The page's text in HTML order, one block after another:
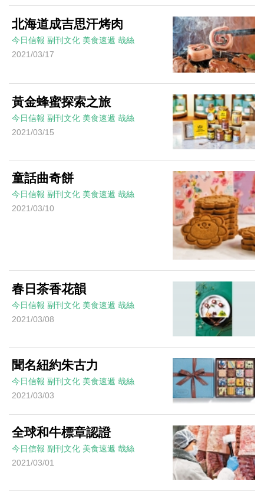
北海道成吉思汗烤肉
今日信報 副刊文化 美食速遞 哉絲
2021/03/17
黃金蜂蜜探索之旅
今日信報 副刊文化 美食速遞 哉絲
2021/03/15
童話曲奇餅
今日信報 副刊文化 美食速遞 哉絲
2021/03/10
春日茶香花韻
今日信報 副刊文化 美食速遞 哉絲
2021/03/08
聞名紐約朱古力
今日信報 副刊文化 美食速遞 哉絲
2021/03/03
全球和牛標章認證
今日信報 副刊文化 美食速遞 哉絲
2021/03/01